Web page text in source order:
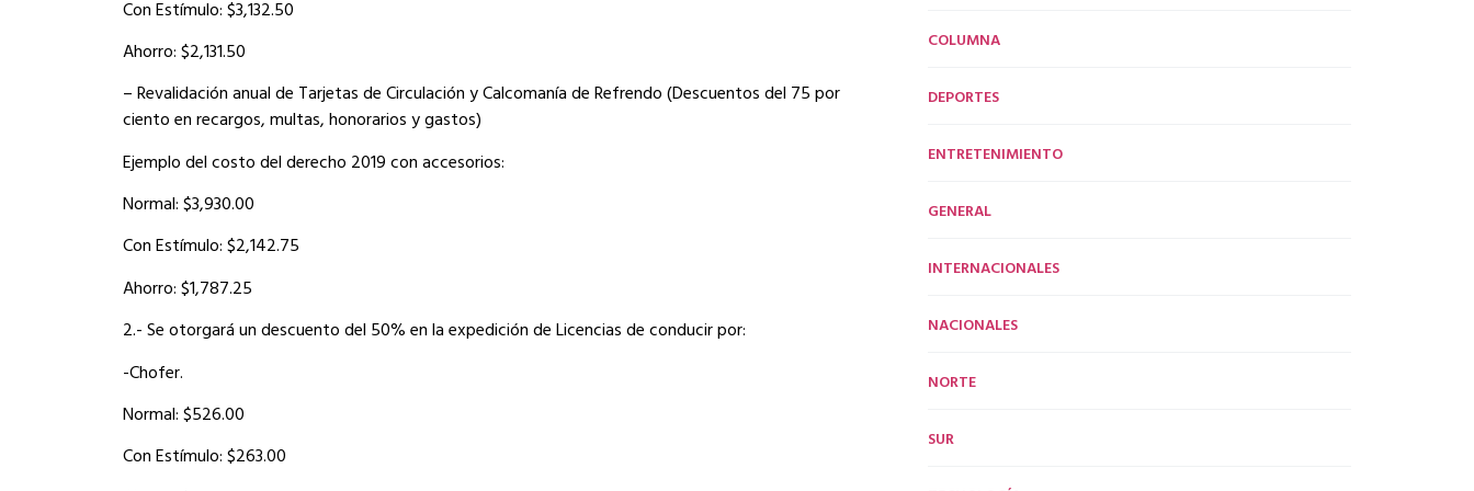
Con Estímulo: $3,132.50
Ahorro: $2,131.50
– Revalidación anual de Tarjetas de Circulación y Calcomanía de Refrendo (Descuentos del 75 por
ciento en recargos, multas, honorarios y gastos)
Ejemplo del costo del derecho 2019 con accesorios:
Normal: $3,930.00
Con Estímulo: $2,142.75
Ahorro: $1,787.25
2.- Se otorgará un descuento del 50% en la expedición de Licencias de conducir por:
-Chofer.
Normal: $526.00
Con Estímulo: $263.00
COLUMNA
DEPORTES
ENTRETENIMIENTO
GENERAL
INTERNACIONALES
NACIONALES
NORTE
SUR